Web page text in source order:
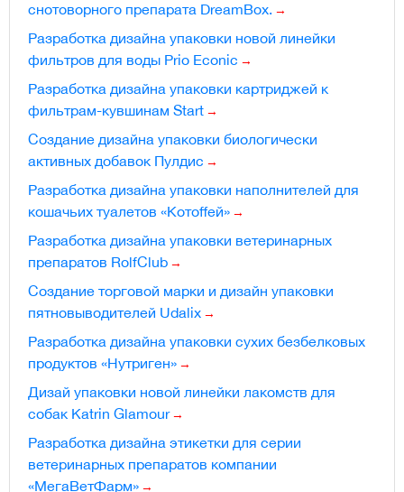
снотоворного препарата DreamBox.
Разработка дизайна упаковки новой линейки
фильтров для воды Prio Econic
Разработка дизайна упаковки картриджей к
фильтрам-кувшинам Start
Создание дизайна упаковки биологически
активных добавок Пулдис
Разработка дизайна упаковки наполнителей для
кошачьих туалетов «Котоffей»
Разработка дизайна упаковки ветеринарных
препаратов RolfClub
Создание торговой марки и дизайн упаковки
пятновыводителей Udalix
Разработка дизайна упаковки сухих безбелковых
продуктов «Нутриген»
Дизай упаковки новой линейки лакомств для
собак Katrin Glamour
Разработка дизайна этикетки для серии
ветеринарных препаратов компании
«МегаВетФарм»